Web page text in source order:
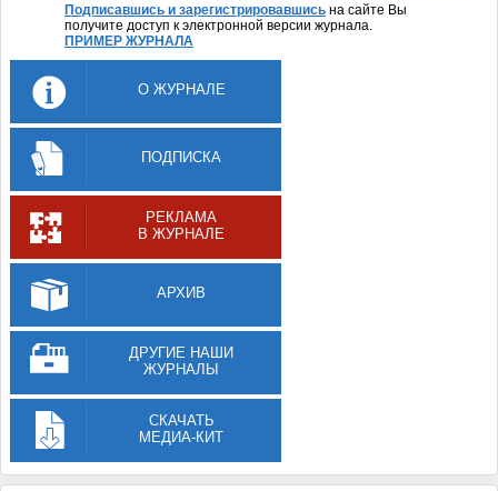
Подписавшись и зарегистрировавшись на сайте Вы
получите доступ к электронной версии журнала.
ПРИМЕР ЖУРНАЛА
О ЖУРНАЛЕ
ПОДПИСКА
РЕКЛАМА
В ЖУРНАЛЕ
АРХИВ
ДРУГИЕ НАШИ
ЖУРНАЛЫ
СКАЧАТЬ
МЕДИА-КИТ